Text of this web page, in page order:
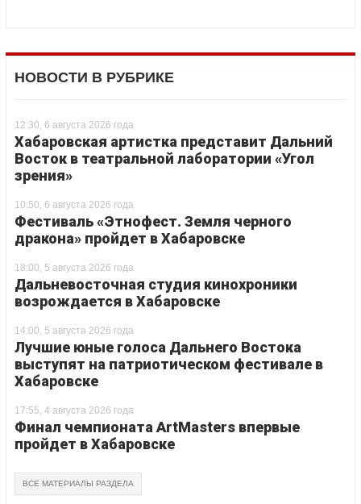
НОВОСТИ В РУБРИКЕ
12:30, 6 августа 2026 года
Хабаровская артистка представит Дальний
Восток в театральной лаборатории «Угол
зрения»
10:50, 6 августа 2026 года
Фестиваль «Этнофест. Земля черного
дракона» пройдет в Хабаровске
18:00, 5 августа 2026 года
Дальневосточная студия кинохроники
возрождается в Хабаровске
14:00, 5 августа 2026 года
Лучшие юные голоса Дальнего Востока
выступят на патриотическом фестивале в
Хабаровске
17:55, 4 августа 2026 года
Финал чемпионата ArtMasters впервые
пройдет в Хабаровске
ВСЕ МАТЕРИАЛЫ РАЗДЕЛА